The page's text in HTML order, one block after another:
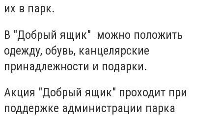
их в парк.
В "Добрый ящик" можно положить
одежду, обувь, канцелярские
принадлежности и подарки.
Акция "Добрый ящик" проходит при
поддержке администрации парка